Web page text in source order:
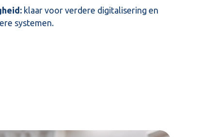
klaar voor verdere digitalisering en
systemen.